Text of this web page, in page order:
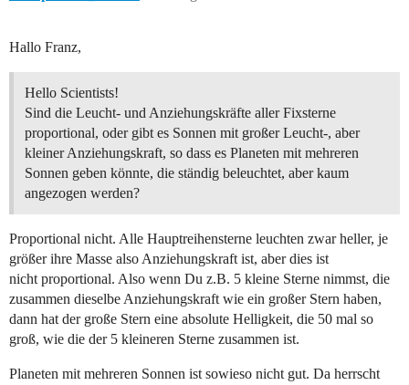
Hallo Franz,
Hello Scientists!
Sind die Leucht- und Anziehungskräfte aller Fixsterne
proportional, oder gibt es Sonnen mit großer Leucht-, aber
kleiner Anziehungskraft, so dass es Planeten mit mehreren
Sonnen geben könnte, die ständig beleuchtet, aber kaum
angezogen werden?
Proportional nicht. Alle Hauptreihensterne leuchten zwar heller, je
größer ihre Masse also Anziehungskraft ist, aber dies ist
nicht proportional. Also wenn Du z.B. 5 kleine Sterne nimmst, die
zusammen dieselbe Anziehungskraft wie ein großer Stern haben,
dann hat der große Stern eine absolute Helligkeit, die 50 mal so
groß, wie die der 5 kleineren Sterne zusammen ist.
Planeten mit mehreren Sonnen ist sowieso nicht gut. Da herrscht